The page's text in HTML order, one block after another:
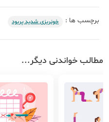
برچسب ها : خونریزی شدید پریود
مطالب خواندنی دیگر...